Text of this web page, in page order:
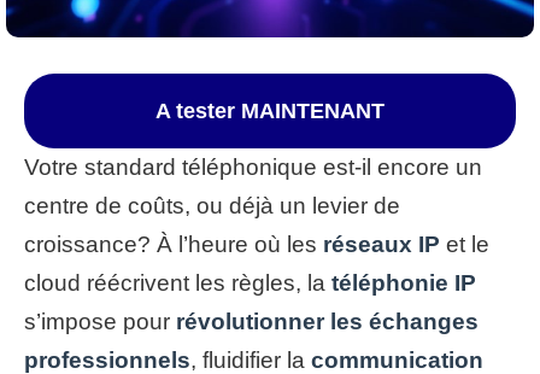
A tester MAINTENANT
Votre standard téléphonique est-il encore un
centre de coûts, ou déjà un levier de
croissance? À l’heure où les réseaux IP et le
cloud réécrivent les règles, la téléphonie IP
s’impose pour révolutionner les échanges
professionnels, fluidifier la communication